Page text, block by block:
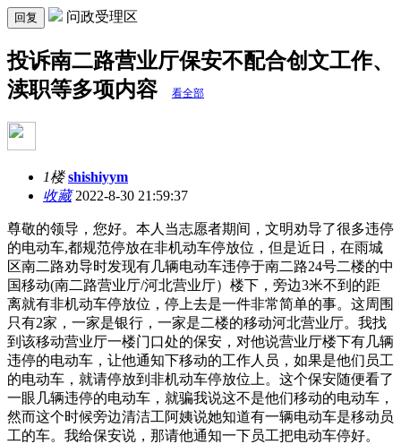
回复 问政受理区
投诉南二路营业厅保安不配合创文工作、
渎职等多项内容
看全部
1楼 shishiyym
收藏2022-8-30 21:59:37
尊敬的领导，您好。本人当志愿者期间，文明劝导了很多违停
的电动车,都规范停放在非机动车停放位，但是近日，在雨城
区南二路劝导时发现有几辆电动车违停于南二路24号二楼的中
国移动(南二路营业厅/河北营业厅）楼下，旁边3米不到的距
离就有非机动车停放位，停上去是一件非常简单的事。这周围
只有2家，一家是银行，一家是二楼的移动河北营业厅。我找
到该移动营业厅一楼门口处的保安，对他说营业厅楼下有几辆
违停的电动车，让他通知下移动的工作人员，如果是他们员工
的电动车，就请停放到非机动车停放位上。这个保安随便看了
一眼几辆违停的电动车，就骗我说这不是他们移动的电动车，
然而这个时候旁边清洁工阿姨说她知道有一辆电动车是移动员
工的车。我给保安说，那请他通知一下员工把电动车停好。